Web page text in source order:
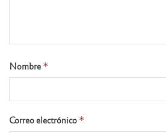
Nombre *
Correo electrónico *